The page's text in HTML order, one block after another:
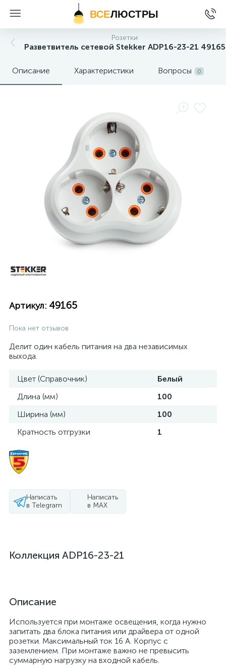
ВСЕЛЮСТРЫ
Розетки
Разветвитель сетевой Stekker ADP16-23-21 49165
Описание Характеристики Вопросы 0
Артикул: 49165
Пока нет отзывов
Делит один кабель питания на два независимых
выхода.
Цвет (Справочник)
Белый
Длина (мм)
100
Ширина (мм)
100
Кратность отгрузки
1
Написать
в Telegram
Написать
в MAX
Коллекция ADP16-23-21
Описание
Используется при монтаже освещения, когда нужно
запитать два блока питания или драйвера от одной
розетки. Максимальный ток 16 А. Корпус с
заземлением. При монтаже важно не превысить
суммарную нагрузку на входной кабель.